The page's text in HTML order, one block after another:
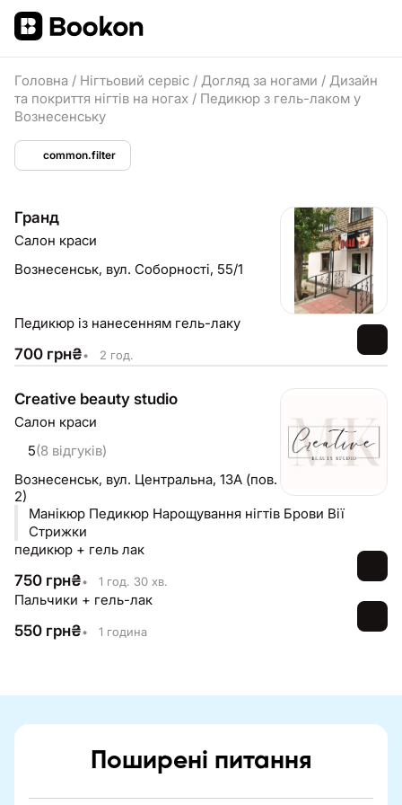
Головна / Нігтьовий сервіс / Догляд за ногами / Дизайн
та покриття нігтів на ногах / Педикюр з гель-лаком у
Вознесенську
common.filter
Гранд
Салон краси
Вознесенськ, вул. Соборності, 55/1
Педикюр із нанесенням гель-лаку
700 грн₴• 2 год.
Creative beauty studio
Салон краси
5(8 відгуків)
Вознесенськ, вул. Центральна, 13А (пов.
2)
Манікюр Педикюр Нарощування нігтів Брови Вії
Стрижки
педикюр + гель лак
750 грн₴• 1 год. 30 хв.
Пальчики + гель-лак
550 грн₴• 1 година
Поширені питання